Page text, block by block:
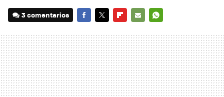
3 comentarios
MAIL